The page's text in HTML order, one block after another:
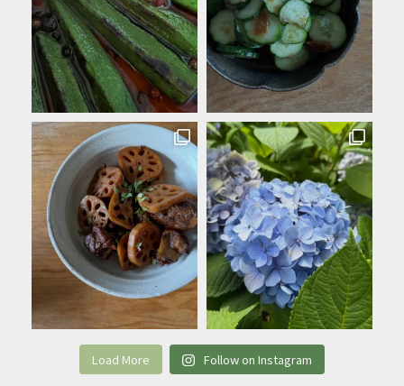
Load More Follow on Instagram